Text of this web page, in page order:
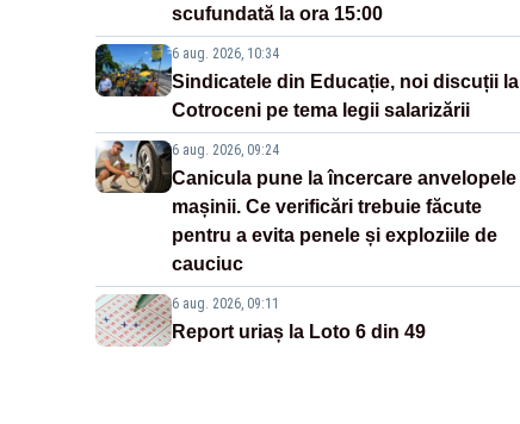
scufundată la ora 15:00
6 aug. 2026, 10:34
Sindicatele din Educație, noi discuții la
Cotroceni pe tema legii salarizării
6 aug. 2026, 09:24
Canicula pune la încercare anvelopele
mașinii. Ce verificări trebuie făcute
pentru a evita penele și exploziile de
cauciuc
6 aug. 2026, 09:11
Report uriaș la Loto 6 din 49